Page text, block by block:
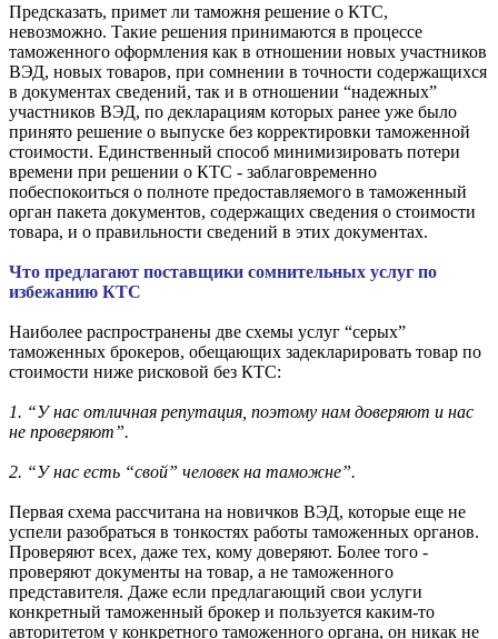
Предсказать, примет ли таможня решение о КТС,
невозможно. Такие решения принимаются в процессе
таможенного оформления как в отношении новых участников
ВЭД, новых товаров, при сомнении в точности содержащихся
в документах сведений, так и в отношении “надежных”
участников ВЭД, по декларациям которых ранее уже было
принято решение о выпуске без корректировки таможенной
стоимости. Единственный способ минимизировать потери
времени при решении о КТС - заблаговременно
побеспокоиться о полноте предоставляемого в таможенный
орган пакета документов, содержащих сведения о стоимости
товара, и о правильности сведений в этих документах.
Что предлагают поставщики сомнительных услуг по
избежанию КТС
Наиболее распространены две схемы услуг “серых”
таможенных брокеров, обещающих задекларировать товар по
стоимости ниже рисковой без КТС:
1. “У нас отличная репутация, поэтому нам доверяют и нас
не проверяют”.
2. “У нас есть “свой” человек на таможне”.
Первая схема рассчитана на новичков ВЭД, которые еще не
успели разобраться в тонкостях работы таможенных органов.
Проверяют всех, даже тех, кому доверяют. Более того -
проверяют документы на товар, а не таможенного
представителя. Даже если предлагающий свои услуги
конкретный таможенный брокер и пользуется каким-то
авторитетом у конкретного таможенного органа, он никак не